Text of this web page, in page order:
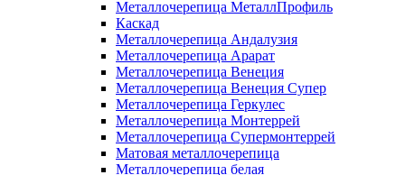
Металлочерепица МеталлПрофиль
Каскад
Металлочерепица Андалузия
Металлочерепица Арарат
Металлочерепица Венеция
Металлочерепица Венеция Супер
Металлочерепица Геркулес
Металлочерепица Монтеррей
Металлочерепица Супермонтеррей
Матовая металлочерепица
Металлочерепица белая